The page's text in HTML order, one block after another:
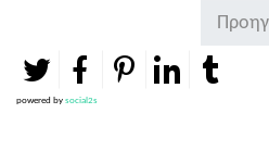
powered by social2s